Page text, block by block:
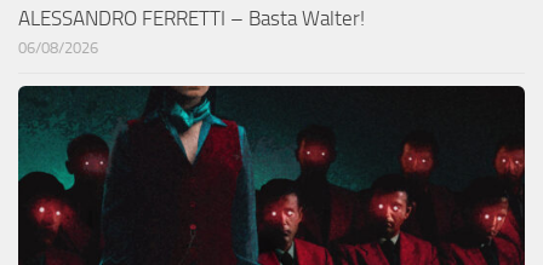
ALESSANDRO FERRETTI – Basta Walter!
06/08/2026